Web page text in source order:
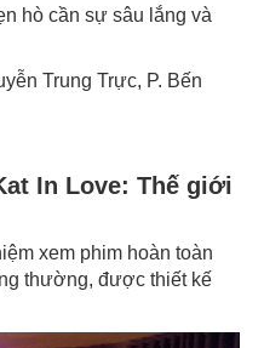
hò cần sự sâu lắng và
Trung Trực, P. Bến
In Love: Thế giới
xem phim hoàn toàn
thường, được thiết kế